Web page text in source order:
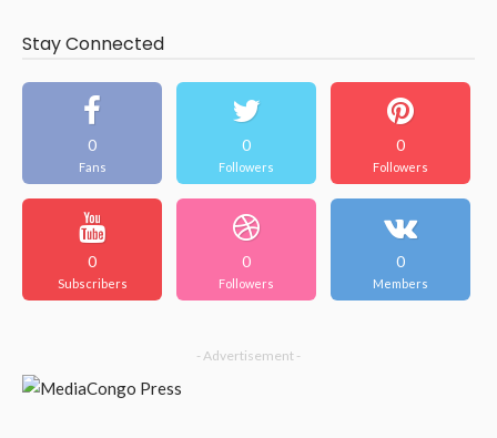
Stay Connected
0
Fans
0
Followers
0
Followers
0
Subscribers
0
Followers
0
Members
- Advertisement -